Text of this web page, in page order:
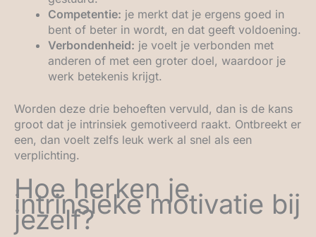
Competentie: je merkt dat je ergens goed in
bent of beter in wordt, en dat geeft voldoening.
Verbondenheid: je voelt je verbonden met
anderen of met een groter doel, waardoor je
werk betekenis krijgt.
Worden deze drie behoeften vervuld, dan is de kans
groot dat je intrinsiek gemotiveerd raakt. Ontbreekt er
een, dan voelt zelfs leuk werk al snel als een
verplichting.
Hoe herken je
intrinsieke motivatie bij
jezelf?